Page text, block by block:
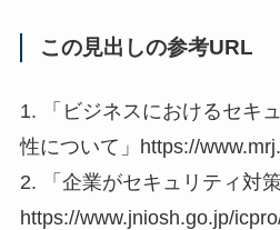
この見出しの参考URL
1. 「ビジネスにおけるセキ
性について」https://
2. 「企業がセキュリティ対
https://www.jniosh.go.jp/